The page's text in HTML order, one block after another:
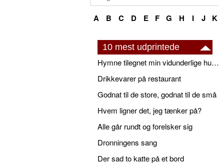
A B C D E F G H I J K
10 mest udprintede
Hymne tilegnet min vidunderlige husbond
Drikkevarer på restaurant
Godnat til de store, godnat til de små
Hvem ligner det, jeg tænker på?
Alle går rundt og forelsker sig
Dronningens sang
Der sad to katte på et bord